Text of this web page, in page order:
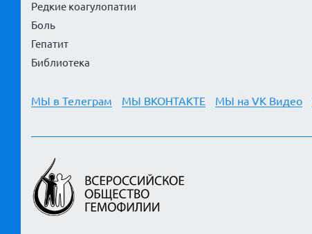
Редкие коагулопатии
Боль
Гепатит
Библиотека
МЫ в Телеграм МЫ ВКОНТАКТЕ МЫ на VK Видео